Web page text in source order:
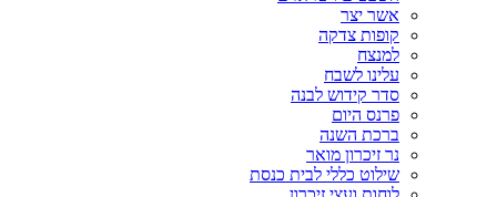
אשר יצר
קופות צדקה
למנצח
עלינו לשבח
סדר קידוש לבנה
פרנס היום
ברכת השנה
נר זיכרון מואר
שילוט כללי לבית כנסת